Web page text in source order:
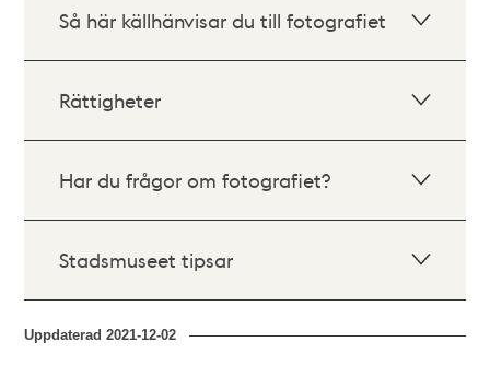
Så här källhänvisar du till fotografiet
Rättigheter
Har du frågor om fotografiet?
Stadsmuseet tipsar
Uppdaterad2021-12-02